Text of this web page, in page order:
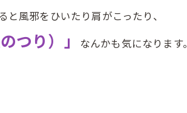
風邪をひいたり肩がこったり、
つり）」 なんかも気になります。